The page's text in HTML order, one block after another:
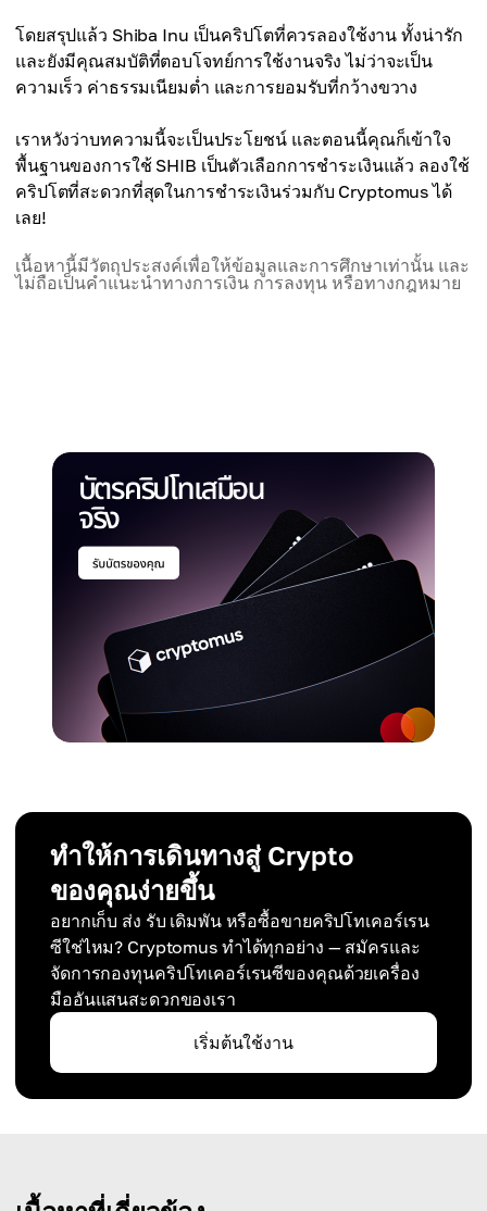
โดยสรุปแล้ว Shiba Inu เป็นคริปโตที่ควรลองใช้งาน ทั้งน่ารัก
และยังมีคุณสมบัติที่ตอบโจทย์การใช้งานจริง ไม่ว่าจะเป็น
ความเร็ว ค่าธรรมเนียมต่ำ และการยอมรับที่กว้างขวาง
เราหวังว่าบทความนี้จะเป็นประโยชน์ และตอนนี้คุณก็เข้าใจ
พื้นฐานของการใช้ SHIB เป็นตัวเลือกการชำระเงินแล้ว ลองใช้
คริปโตที่สะดวกที่สุดในการชำระเงินร่วมกับ Cryptomus ได้
เลย!
เนื้อหานี้มีวัตถุประสงค์เพื่อให้ข้อมูลและการศึกษาเท่านั้น และ
ไม่ถือเป็นคำแนะนำทางการเงิน การลงทุน หรือทางกฎหมาย
ทำให้การเดินทางสู่ Crypto
ของคุณง่ายขึ้น
อยากเก็บ ส่ง รับ เดิมพัน หรือซื้อขายคริปโทเคอร์เรน
ซีใช่ไหม? Cryptomus ทำได้ทุกอย่าง — สมัครและ
จัดการกองทุนคริปโทเคอร์เรนซีของคุณด้วยเครื่อง
มืออันแสนสะดวกของเรา
เริ่มต้นใช้งาน